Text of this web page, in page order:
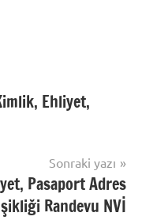
Ehliyet,
Sonraki yazı
Pasaport Adres
Randevu NVİ